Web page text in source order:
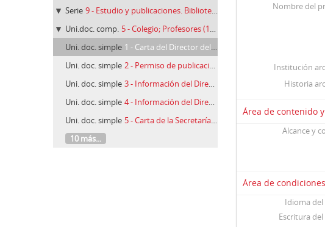
Serie 9 - Estudio y publicaciones. Biblioteca (1880-1957)
Uni.doc. comp. 5 - Colegio; Profesores (1884-1931)
Uni. doc. simple 1 - Carta del Director del Instituto Provincial de Guipúzcoa, D. Carlos Uriarte, al R. P. Director del Colegio de Vergara, 09/01/1884
Uni. doc. simple 2 - Permiso de publicación del Sr. Obispo de Vitoria, D. Mariano Miguel Gómez, al P. Miguel Saralegui, Rector del Colegio de Vergara, 07/01/1885
Uni. doc. simple 3 - Información del Director del Instituto de Burgos comunicada por D. Aureliano Fernández-Guerra al P. Miguel Saralegui en Vergara, 30/05/1885
Uni. doc. simple 4 - Información del Director del Instituto de Palencia comunicada por D. Aureliano Fernández-Guerra al P. Miguel Saralegui en Vergara, 30/05/1885
Uni. doc. simple 5 - Carta de la Secretaría del Instituto Vizcaíno al R. P. Miguel Saralegui en Vergara, 12/03/1886
10 más...
Nombre del
Institución
Historia
Área de contenido
Alcance y
Área de
Idioma
Escritura